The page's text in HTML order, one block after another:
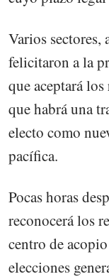
Varios sectores,
felicitaron a la
que aceptará
que habrá una
electo como
pacífica.
Pocas horas
reconocerá los
centro de
elecciones